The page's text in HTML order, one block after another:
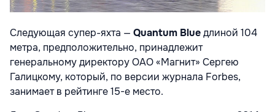
Следующая супер-яхта — Quantum Blueдлиной 104
метра, предположительно, принадлежит
генеральному директору ОАО «Магнит» Сергею
Галицкому, который, по версии журнала Forbes,
занимает в рейтинге 15-е место.